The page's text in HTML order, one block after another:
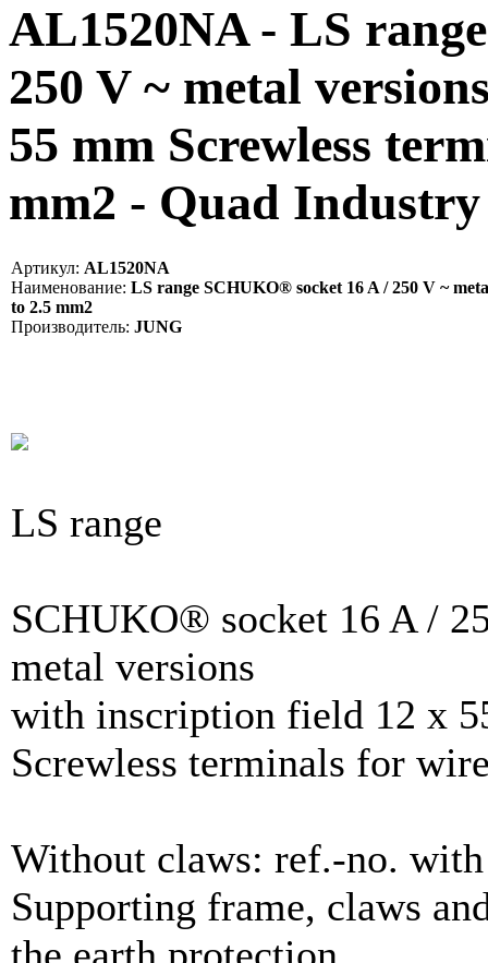
AL1520NA - LS
250 V ~ metal
55 mm Screwless
mm2 - Quad
Артикул: AL1520NA
Наименование: LS range SCHUKO® socket 16 A / 250 V ~
to 2.5 mm2
Производитель: JUNG
LS range
SCHUKO® socket 16 A /
metal versions
with inscription field 12 x
Screwless terminals for
Without claws: ref.-no.
Supporting frame, claws